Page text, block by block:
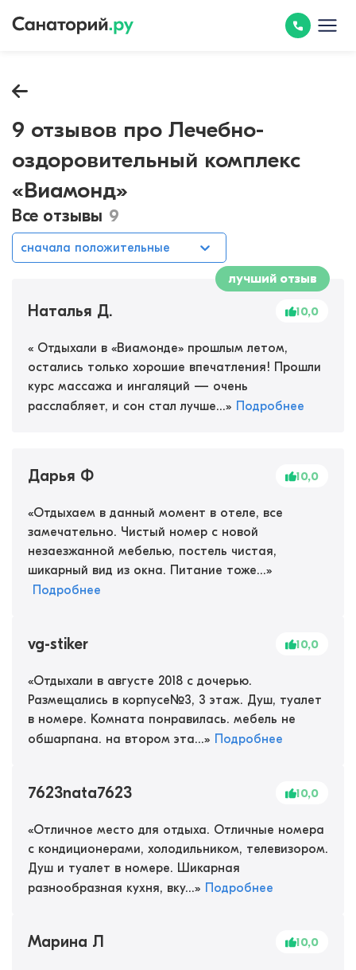
9 отзывов про Лечебно-
оздоровительный комплекс
«Виамонд»
Все отзывы 9
сначала положительные
лучший отзыв
Наталья Д. 10,0
« Отдыхали в «Виамонде» прошлым летом,
остались только хорошие впечатления! Прошли
курс массажа и ингаляций — очень
расслабляет, и сон стал лучше...» Подробнее
Дарья Ф 10,0
«Отдыхаем в данный момент в отеле, все
замечательно. Чистый номер с новой
незаезжанной мебелью, постель чистая,
шикарный вид из окна. Питание тоже...»
Подробнее
vg-stiker 10,0
«Отдыхали в августе 2018 с дочерью.
Размещались в корпусе№3, 3 этаж. Душ, туалет
в номере. Комната понравилась. мебель не
обшарпана. на втором эта...» Подробнее
7623nata7623 10,0
«Отличное место для отдыха. Отличные номера
с кондиционерами, холодильником, телевизором.
Душ и туалет в номере. Шикарная
разнообразная кухня, вку...» Подробнее
Марина Л 10,0